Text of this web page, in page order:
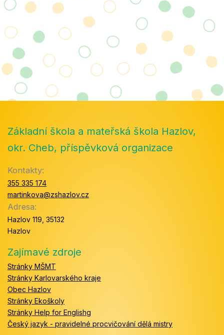
Základní škola a mateřská škola Hazlov,
okr. Cheb, příspěvková organizace
Kontakty:
355 335 174
martinkova@zshazlov.cz
Adresa:
Hazlov 119, 35132
Hazlov
Zajímavé zdroje
Stránky MŠMT
Stránky Karlovarského kraje
Obec Hazlov
Stránky Ekoškoly
Stránky Help for Englishg
Český jazyk - pravidelné procvičování dělá mistry